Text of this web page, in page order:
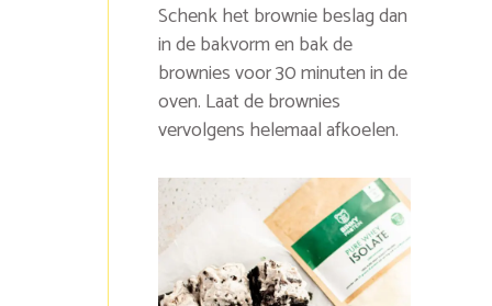
Schenk het brownie beslag dan
in de bakvorm en bak de
brownies voor 30 minuten in de
oven. Laat de brownies
vervolgens helemaal afkoelen.